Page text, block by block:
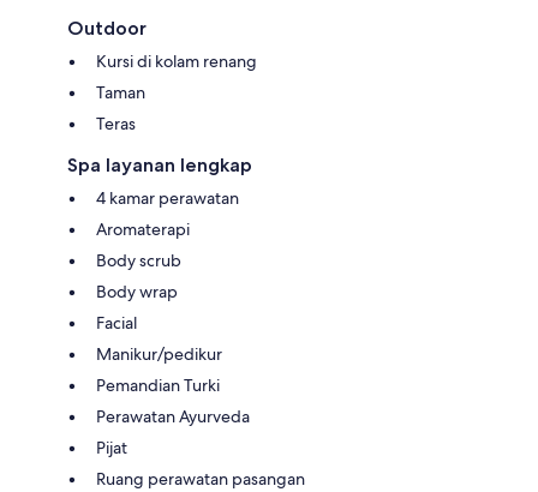
Outdoor
Kursi di kolam renang
Taman
Teras
Spa layanan lengkap
4 kamar perawatan
Aromaterapi
Body scrub
Body wrap
Facial
Manikur/pedikur
Pemandian Turki
Perawatan Ayurveda
Pijat
Ruang perawatan pasangan